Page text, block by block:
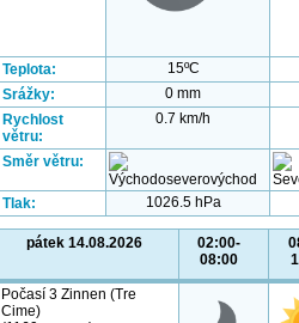
Teplota:
15ºC
Srážky:
0 mm
Rychlost
větru:
0.7 km/h
Směr větru:
Tlak: 1026.5 hPa
pátek 14.08.2026
02:00-
08:00
Počasí 3 Zinnen (Tre
Cime)